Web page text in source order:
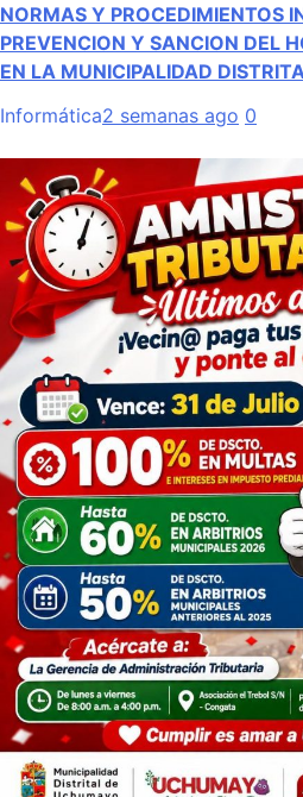
NORMAS Y PROCEDIMIENTOS
PREVENCION Y SANCION DEL
EN LA MUNICIPALIDAD
Informática2 semanas ago 0